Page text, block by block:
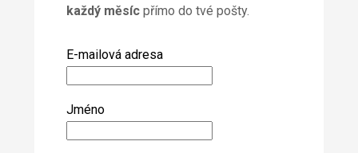
každý měsícpřímo do tvé pošty.
E-mailová adresa
Jméno